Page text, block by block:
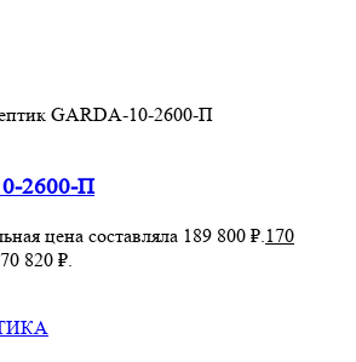
GARDA-10-2600-П
2600-П
цена составляла 189 800 ₽.170
820 ₽.